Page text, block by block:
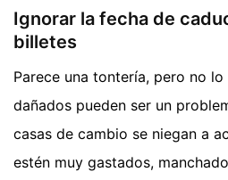
Ignorar la fecha de
billetes
Parece una tontería, pero no
dañados pueden ser un
casas de cambio se niegan a
estén muy gastados,